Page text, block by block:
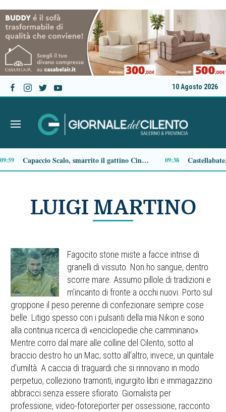
10 Agosto 2026
Capaccio Paestum, malore in mare: muore una 62enne 17:34
LUIGI MARTINO
Fagocito storie miste a facce intrise di
granelli di vissuto. Non ho sangue, dentro
scorre mare. Assumo pillole di tradizioni e
m’incanto di fronte a occhi nuovi. Porto sul
groppone il peso perenne di confezionare sempre cose
belle. Litigo spesso con i pulsanti della mia Nikon e sono
alla continua ricerca di «enciclopedie che camminano».
Mentre corro dal mare alle colline del Cilento, sotto al
braccio destro ho un Mac; sotto all’altro, invece, un quintale
d’umiltà. A caccia di traguardi che si rinnovano in modo
perpetuo, colleziono tramonti, ingurgito libri e immagazzino
abbracci senza essere sfiorato. Giornalista per
professione, video-fotoreporter per ossessione, racconto